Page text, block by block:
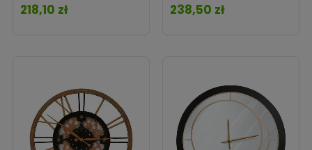
Cena
218,10 zł Cena
238,50 zł